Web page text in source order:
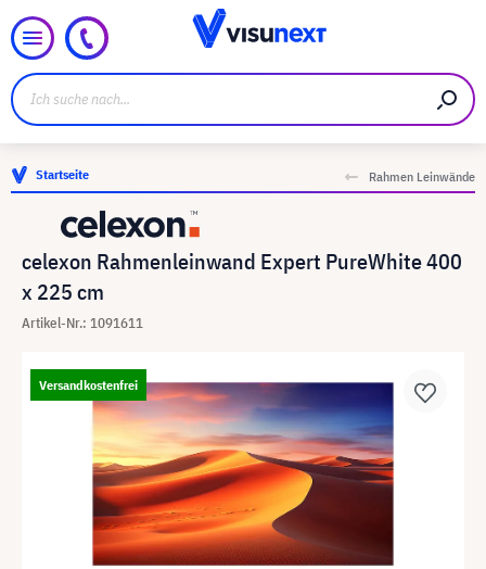
Startseite Rahmen Leinwände
celexon Rahmenleinwand Expert PureWhite 400
x 225 cm
Artikel-Nr.: 1091611
Versandkostenfrei